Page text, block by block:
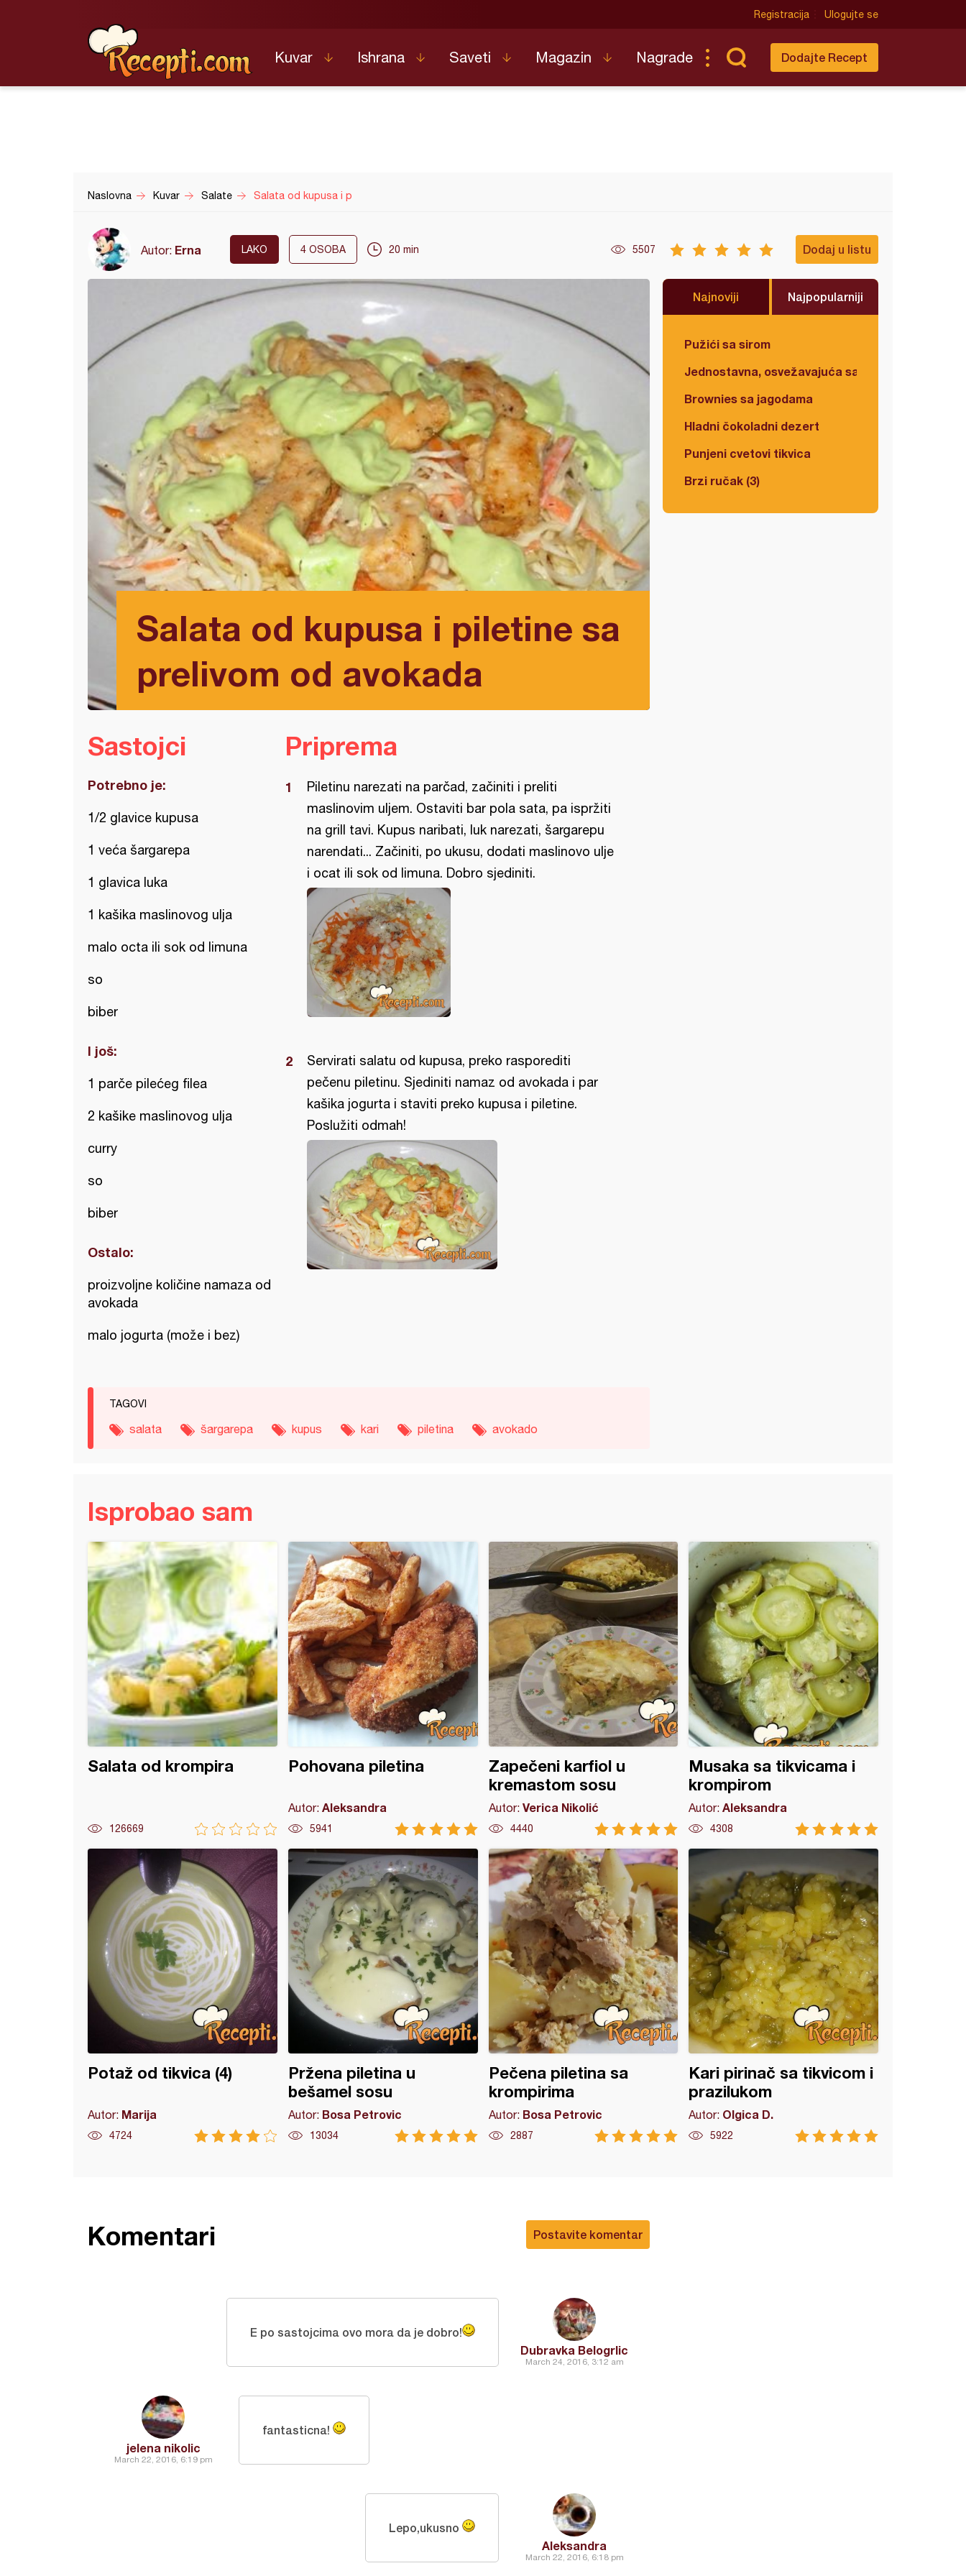
Registracija Ulogujte se
Kuvar Ishrana Saveti Magazin Nagrade Dodajte Recept
Naslovna Kuvar Salate Salata od kupusa i p
Autor: Erna LAKO 4 OSOBA 20 min 5507 Dodaj u listu
Salata od kupusa i piletine sa
prelivom od avokada
Najnoviji Najpopularniji
Pužići sa sirom
Jednostavna, osvežavajuća salata
Brownies sa jagodama
Hladni čokoladni dezert
Punjeni cvetovi tikvica
Brzi ručak (3)
Sastojci
Potrebno je:
1/2 glavice kupusa
1 veća šargarepa
1 glavica luka
1 kašika maslinovog ulja
malo octa ili sok od limuna
so
biber
I još:
1 parče pilećeg filea
2 kašike maslinovog ulja
curry
so
biber
Ostalo:
proizvoljne količine namaza od
avokada
malo jogurta (može i bez)
Priprema
Piletinu narezati na parčad, začiniti i preliti
maslinovim uljem. Ostaviti bar pola sata, pa ispržiti
na grill tavi. Kupus naribati, luk narezati, šargarepu
narendati... Začiniti, po ukusu, dodati maslinovo ulje
i ocat ili sok od limuna. Dobro sjediniti.
Servirati salatu od kupusa, preko rasporediti
pečenu piletinu. Sjediniti namaz od avokada i par
kašika jogurta i staviti preko kupusa i piletine.
Poslužiti odmah!
TAGOVI
salata šargarepa kupus kari piletina avokado
Isprobao sam
Salata od krompira
126669
Pohovana piletina
Autor: Aleksandra
5941
Zapečeni karfiol u
kremastom sosu
Autor: Verica Nikolić
4440
Musaka sa tikvicama i
krompirom
Autor:Aleksandra
4308
sa tikvicama i krompirom
Potaž od tikvica (4)
Autor: Marija
4724
Pržena piletina u
bešamel sosu
Autor: Bosa Petrovic
13034
Pečena piletina sa
krompirima
Autor: Bosa Petrovic
2887
Kari pirinač sa tikvicom i
prazilukom
Autor: Olgica D.
5922
sa tikvicom i prazilukom
Postavite komentar
Komentari
Dubravka Belogrlic
March 24, 2016, 3:12 am
E po sastojcima ovo mora da je dobro!
jelena nikolic
March 22, 2016, 6:19 pm
fantasticna!
Aleksandra
March 22, 2016, 6:18 pm
Lepo,ukusno